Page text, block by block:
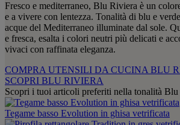
Fresco e mediterraneo, Blu Riviera è un
e a vivere con lentezza. Tonalità di blu e
acque del Mediterraneo illuminate dal sole.
e fresca, esalta i colori neutri più delicati e
vivaci con raffinata eleganza.
COMPRA UTENSILI DA CUCINA BLU
SCOPRI BLU RIVIERA
Scopri i tuoi articoli preferiti nella tonalità
Tegame basso Evolution in ghisa vetrificata